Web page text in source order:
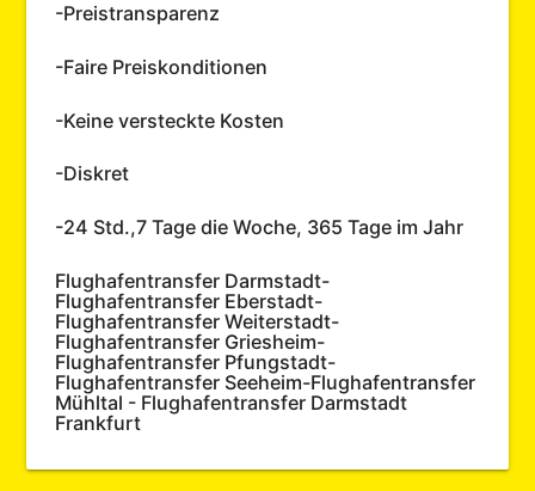
-Preistransparenz
-Faire Preiskonditionen
-Keine versteckte Kosten
-Diskret
-24 Std.,7 Tage die Woche, 365 Tage im Jahr
Flughafentransfer Darmstadt-
Flughafentransfer Eberstadt-
Flughafentransfer Weiterstadt-
Flughafentransfer Griesheim-
Flughafentransfer Pfungstadt-
Flughafentransfer Seeheim-Flughafentransfer
Mühltal - Flughafentransfer Darmstadt
Frankfurt